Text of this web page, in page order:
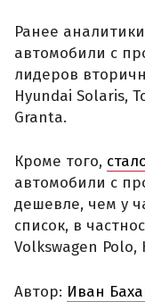
Ранее аналитики
автомобили с
лидеров
Hyundai Solaris,
Granta.
Кроме того,
автомобили с
дешевле, чем у
список, в
Volkswagen Polo,
Автор: Иван